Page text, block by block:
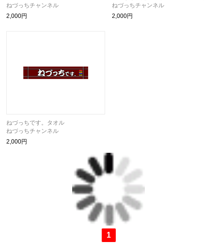
ねづっちチャンネル
2,000円
ねづっちチャンネル
2,000円
ねづっちです。タオル
ねづっちチャンネル
2,000円
1